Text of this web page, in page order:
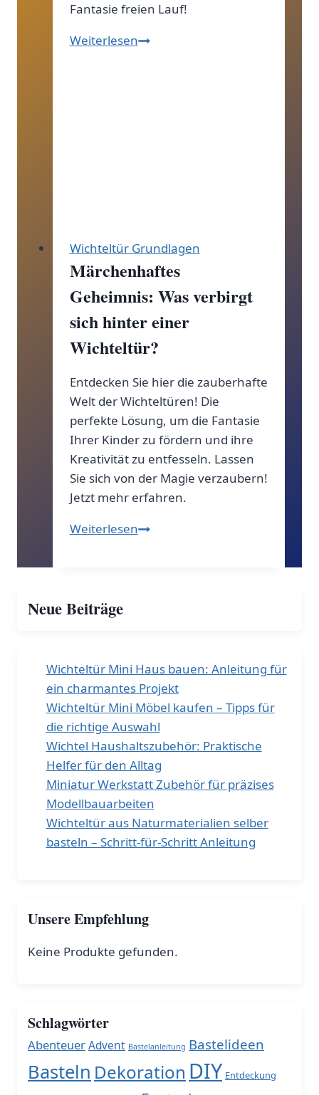
Fantasie freien Lauf!
WeiterlesenWichteltür
Wichteltür Grundlagen
Märchenhaftes
Geheimnis: Was verbirgt
sich hinter einer
Wichteltür?
Entdecken Sie hier die zauberhafte
Welt der Wichteltüren! Die
perfekte Lösung, um die Fantasie
Ihrer Kinder zu fördern und ihre
Kreativität zu entfesseln. Lassen
Sie sich von der Magie verzaubern!
Jetzt mehr erfahren.
WeiterlesenMärchenhaftes
Wichteltür?
Neue Beiträge
Wichteltür Mini Haus bauen: Anleitung für
ein charmantes Projekt
Wichteltür Mini Möbel kaufen – Tipps für
die richtige Auswahl
Wichtel Haushaltszubehör: Praktische
Helfer für den Alltag
Miniatur Werkstatt Zubehör für präzises
Modellbauarbeiten
Wichteltür aus Naturmaterialien selber
basteln – Schritt-für-Schritt Anleitung
Unsere Empfehlung
Keine Produkte gefunden.
Schlagwörter
AbenteuerAdvent Bastelanleitung Bastelideen
Basteln Dekoration DIY Entdeckung